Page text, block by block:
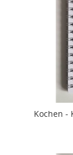
Kochen -